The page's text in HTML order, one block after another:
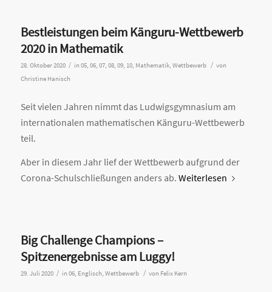
Bestleistungen beim Känguru-Wettbewerb
2020 in Mathematik
28. Oktober 2020 / in 05, 06, 07, 08, 09, 10, Mathematik, Wettbewerb / von
Christine Hanisch
Seit vielen Jahren nimmt das Ludwigsgymnasium am
internationalen mathematischen Känguru-Wettbewerb
teil.
Aber in diesem Jahr lief der Wettbewerb aufgrund der
Corona-Schulschließungen anders ab. Weiterlesen
Big Challenge Champions –
Spitzenergebnisse am Luggy!
29. Juli 2020 / in 06, Englisch, Wettbewerb / von Felix Kern